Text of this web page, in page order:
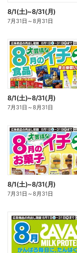
8/1(土)~8/31(月)
7月31日 ～8月31日
8/1(土)~8/31(月)
7月31日 ～8月31日
8/1(土)~8/31(月)
7月31日 ～8月31日